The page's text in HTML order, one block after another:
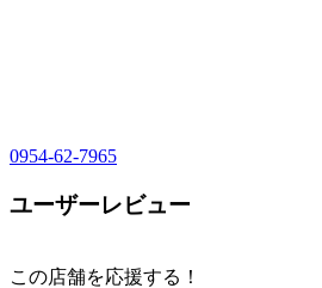
0954-62-7965
ユーザーレビュー
この店舗を応援する！